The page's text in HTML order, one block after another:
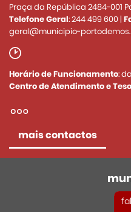
Praça da República 2484-001
Telefone Geral:244 499 600|
geral@municipio-
Horário de Funcionamento:
Centro de Atendimento e
mais contactos